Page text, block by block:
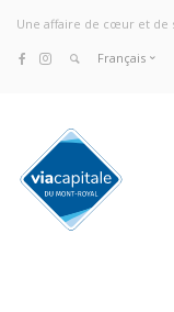
Une affaire de cœur et de
Français